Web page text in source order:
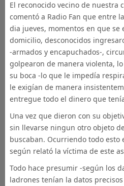
El reconocido vecino de nuestra
comentó a Radio Fan que entre
dia jueves, momentos en que se
domicilio, desconocidos
-armados y encapuchados-,
golpearon de manera violenta,
su boca -lo que le impedía
le exigían de manera
entregue todo el dinero que
Una vez que dieron con su
sin llevarse ningun otro objeto
buscaban. Ocurriendo todo esto
según relató la víctima de este
Todo hace presumir -según los
ladrones tenían la datos